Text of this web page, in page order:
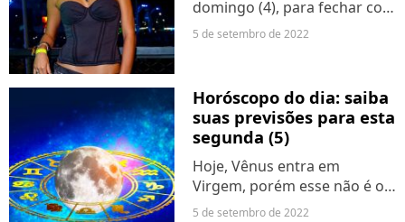
domingo (4), para fechar com
chave de ouro o primeiro
Quest, Iza, Demi Lovato e
Justin Bieber,...
5 de setembro de 2022
Horóscopo do dia: saiba
suas previsões para esta
segunda (5)
Hoje, Vênus entra em
Virgem, porém esse não é o
melhor signo para o planeta
5 de setembro de 2022